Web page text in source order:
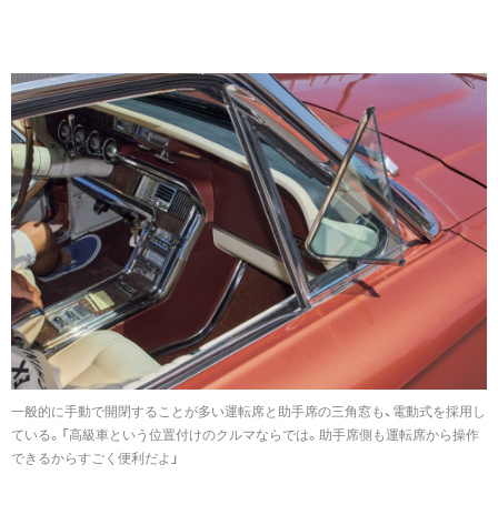
一般的に手動で開閉することが多い運転席と助手席の三角窓も、電動式を採用し
ている。「高級車という位置付けのクルマならでは。助手席側も運転席から操作
できるからすごく便利だよ」